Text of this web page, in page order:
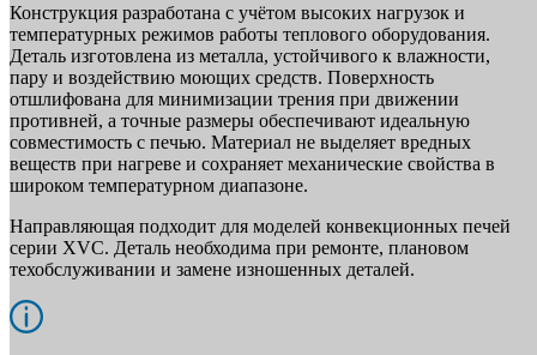
Конструкция разработана с учётом высоких нагрузок и
температурных режимов работы теплового оборудования.
Деталь изготовлена из металла, устойчивого к влажности,
пару и воздействию моющих средств. Поверхность
отшлифована для минимизации трения при движении
противней, а точные размеры обеспечивают идеальную
совместимость с печью. Материал не выделяет вредных
веществ при нагреве и сохраняет механические свойства в
широком температурном диапазоне.
Направляющая подходит для моделей конвекционных печей
серии XVC. Деталь необходима при ремонте, плановом
техобслуживании и замене изношенных деталей.